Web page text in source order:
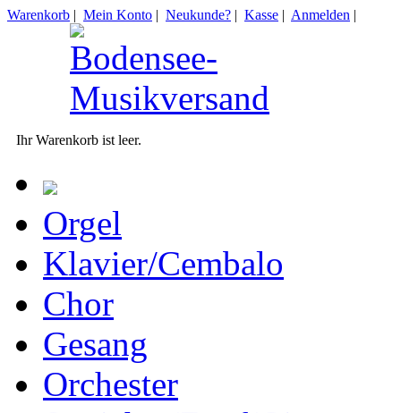
Warenkorb | Mein Konto | Neukunde? | Kasse | Anmelden |
Ihr Warenkorb ist leer.
Orgel
Klavier/Cembalo
Chor
Gesang
Orchester